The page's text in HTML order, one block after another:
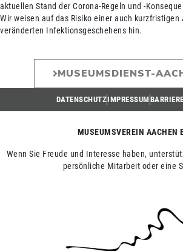
aktuellen Stand der Corona-Regeln und -
Wir weisen auf das Risiko einer auch
veränderten Infektionsgeschehens hin.
MUSEUMSDIENST-
DATENSCHUTZIMPRESSUM
MUSEUMSVEREIN AACHEN
Wenn Sie Freude und Interesse haben,
persönliche Mitarbeit oder eine